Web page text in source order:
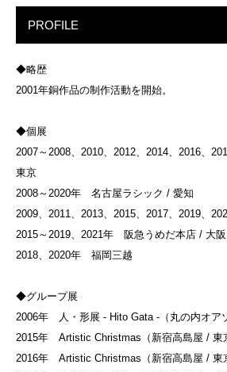
PROFILE
◆略歴
2001年銅作品の制作活動を開始。
◆個展
2007～2008、2010、2012、2014、2016、
東京
2008～2020年 名古屋ラシック / 愛知
2009、2011、2013、2015、2017、2019、
2015～2019、2021年 阪急うめだ本店 / 大阪
2018、2020年 福岡三越
◆グループ展
2006年 人・形展 - Hito Gata -（丸の内オア
2015年 Artistic Christmas（新宿高島屋 / 東
2016年 Artistic Christmas（新宿高島屋 / 東